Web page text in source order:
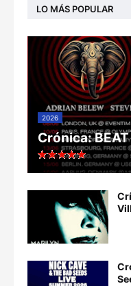
LO MÁS POPULAR
2026
Crónica: